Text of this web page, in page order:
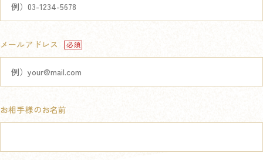
メールアドレス
お相手様のお名前